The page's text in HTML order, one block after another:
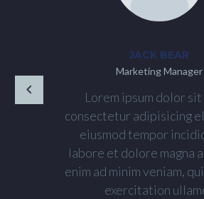
JACK BEAR
Marketing Manager
Lorem ipsum dolor sit
consectetur adipisicing
eiusmod tempor
labore et dolore magna
enim ad minim veniam,
exercitation